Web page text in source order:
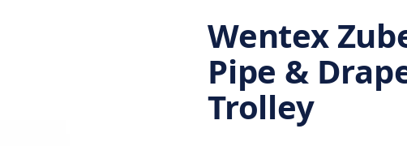
Wentex
Pipe &
Trolley